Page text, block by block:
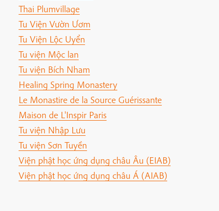
Thai Plumvillage
Tu Viện Vườn Ươm
Tu Viện Lộc Uyển
Tu viện Mộc lan
Tu viện Bích Nham
Healing Spring Monastery
Le Monastire de la Source Guérissante
Maison de L'Inspir Paris
Tu viện Nhập Lưu
Tu viện Sơn Tuyền
Viện phật học ứng dụng châu Âu (EIAB)
Viện phật học ứng dụng châu Á (AIAB)